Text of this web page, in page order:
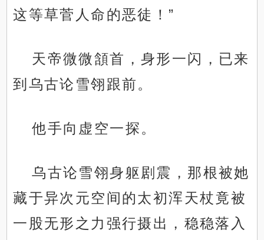
这等草菅人命的恶徒！”
天帝微微頷首，身形一闪，已来
到乌古论雪翎跟前。
他手向虚空一探。
乌古论雪翎身躯剧震，那根被她
藏于异次元空间的太初浑天杖竟被
一股无形之力强行摄出，稳稳落入